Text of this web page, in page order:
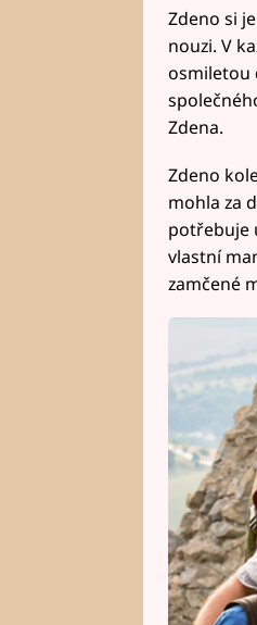
Zdeno si
nouzi. V
osmiletou
Zdena.
Zdeno
mohla za
potřebuje
vlastní
zamčené